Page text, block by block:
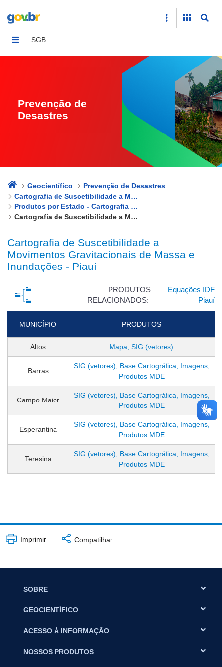
SGB
Prevenção de
Desastres
Geocientífico
Prevenção de Desastres
Cartografia de Suscetibilidade a Movimentos Gravitacionais de Massa e Inundações
Produtos por Estado - Cartografia de Suscetibilidade a Movimentos Gravitacionais de Massa e Inundações
Cartografia de Suscetibilidade a Movimentos Gravitacionais de Massa e Inundações - Piauí
Cartografia de Suscetibilidade a
Movimentos Gravitacionais de Massa e
Inundações - Piauí
PRODUTOS
RELACIONADOS:
Equações IDF
Piauí
MUNICÍPIO PRODUTOS
Altos Mapa, SIG (vetores)
Barras
SIG (vetores), Base Cartográfica, Imagens,
Produtos MDE
Campo Maior
SIG (vetores), Base Cartográfica, Imagens,
Produtos MDE
Esperantina
SIG (vetores), Base Cartográfica, Imagens,
Produtos MDE
Teresina
SIG (vetores), Base Cartográfica, Imagens,
Produtos MDE
Imprimir Compatilhar
SOBRE
GEOCIENTÍFICO
ACESSO À INFORMAÇÃO
NOSSOS PRODUTOS